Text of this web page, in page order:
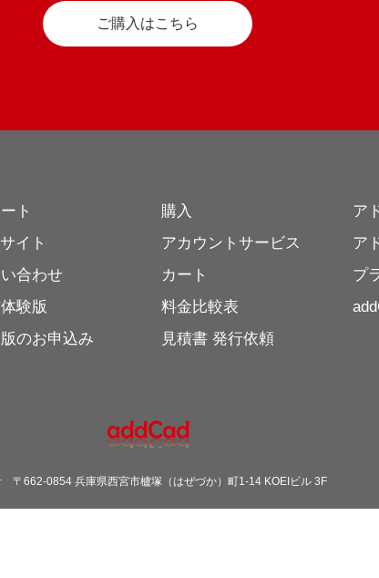
ご購入はこちら
ト
イト
合わせ
験版
のお申込み
購入
アカウントサービス
カート
料金比較表
見積書 発行依頼
ア
ア
プ
〒662-0854 兵庫県西宮市櫨塚（はぜづか）町1-14 KOEIビル 3F